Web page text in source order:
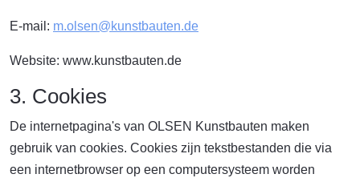
E-mail: m.olsen@kunstbauten.de
Website: www.kunstbauten.de
3. Cookies
De internetpagina's van OLSEN Kunstbauten maken
gebruik van cookies. Cookies zijn tekstbestanden die via
een internetbrowser op een computersysteem worden